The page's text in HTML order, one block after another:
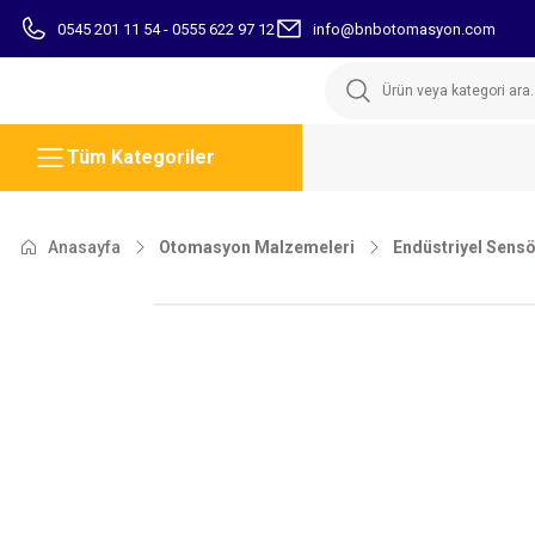
0545 201 11 54 - 0555 622 97 12 info@bnbotomasyon.com
Tüm Kategoriler
Anasayfa Otomasyon Malzemeleri Endüstriyel